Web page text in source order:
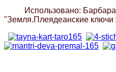
Использовано:
"Земля.Плеядеанские ключи